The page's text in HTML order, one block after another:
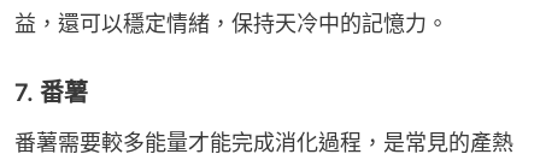
益，還可以穩定情緒，保持天冷中的記憶力。
7. 番薯
番薯需要較多能量才能完成消化過程，是常見的產熱